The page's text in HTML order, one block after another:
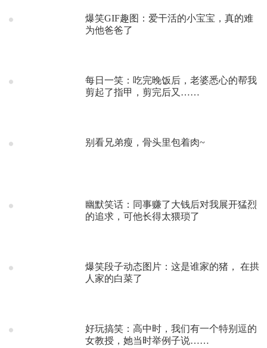
爆笑GIF趣图：爱干活的小宝宝，真的难
为他爸爸了
每日一笑：吃完晚饭后，老婆悉心的帮我
剪起了指甲，剪完后又……
别看兄弟瘦，骨头里包着肉~
幽默笑话：同事赚了大钱后对我展开猛烈
的追求，可他长得太猥琐了
爆笑段子动态图片：这是谁家的猪， 在拱
人家的白菜了
好玩搞笑：高中时，我们有一个特别逗的
女教授，她当时举例子说……